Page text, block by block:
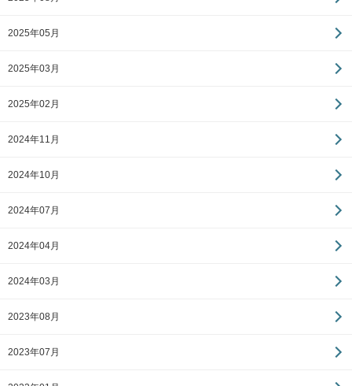
2025年05月
2025年03月
2025年02月
2024年11月
2024年10月
2024年07月
2024年04月
2024年03月
2023年08月
2023年07月